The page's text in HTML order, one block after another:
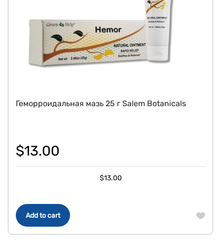
Add to cart
Геморроидальная мазь 25 г Salem Botanicals
$13.00
$13.00